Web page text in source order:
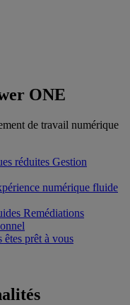
ONE
de travail numérique
réduites Gestion
numérique fluide
Remédiations
êtes prêt à vous